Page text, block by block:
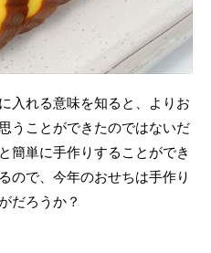
入れる意味を知ると、よりお
うことができたのではないだ
簡単に手作りすることができ
ので、今年のおせちは手作り
だろうか？